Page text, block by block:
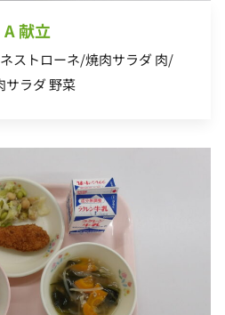
A 献立
ストローネ/焼肉サラダ 肉/
サラダ 野菜